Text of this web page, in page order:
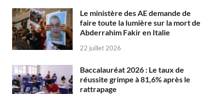
Le ministère des AE demande de
faire toute la lumière sur la mort de
Abderrahim Fakir en Italie
22 juillet 2026
Baccalauréat 2026 : Le taux de
réussite grimpe à 81,6% après le
rattrapage